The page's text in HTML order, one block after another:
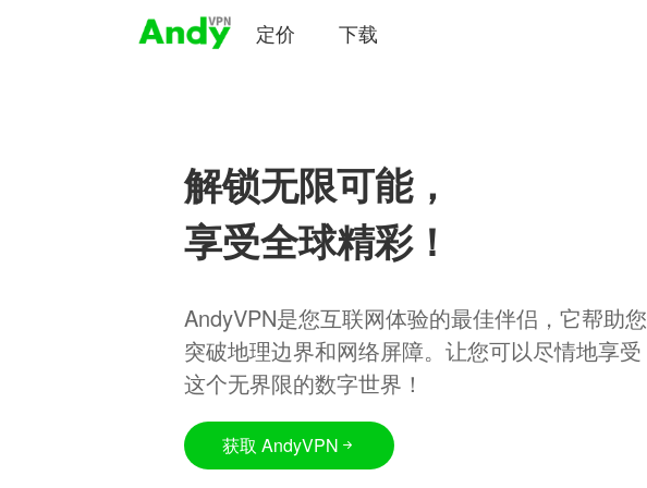
定价 下载
解锁无限可能，
享受全球精彩！
AndyVPN是您互联网体验的最佳伴侣，它帮助您
突破地理边界和网络屏障。让您可以尽情地享受
这个无界限的数字世界！
获取 AndyVPN